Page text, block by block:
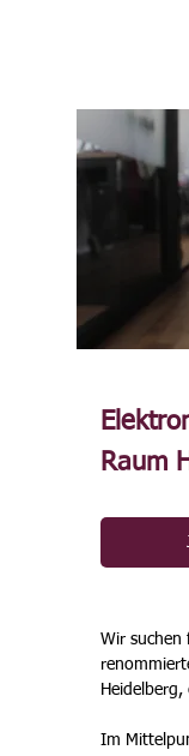
Raum
Wir suchen
Heidelberg,
Im